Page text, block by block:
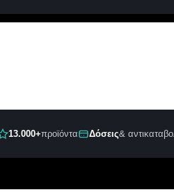
13.000+προϊόντα Δόσεις&